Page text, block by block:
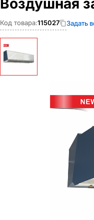
Воздушная
Код товара:115027 Задать